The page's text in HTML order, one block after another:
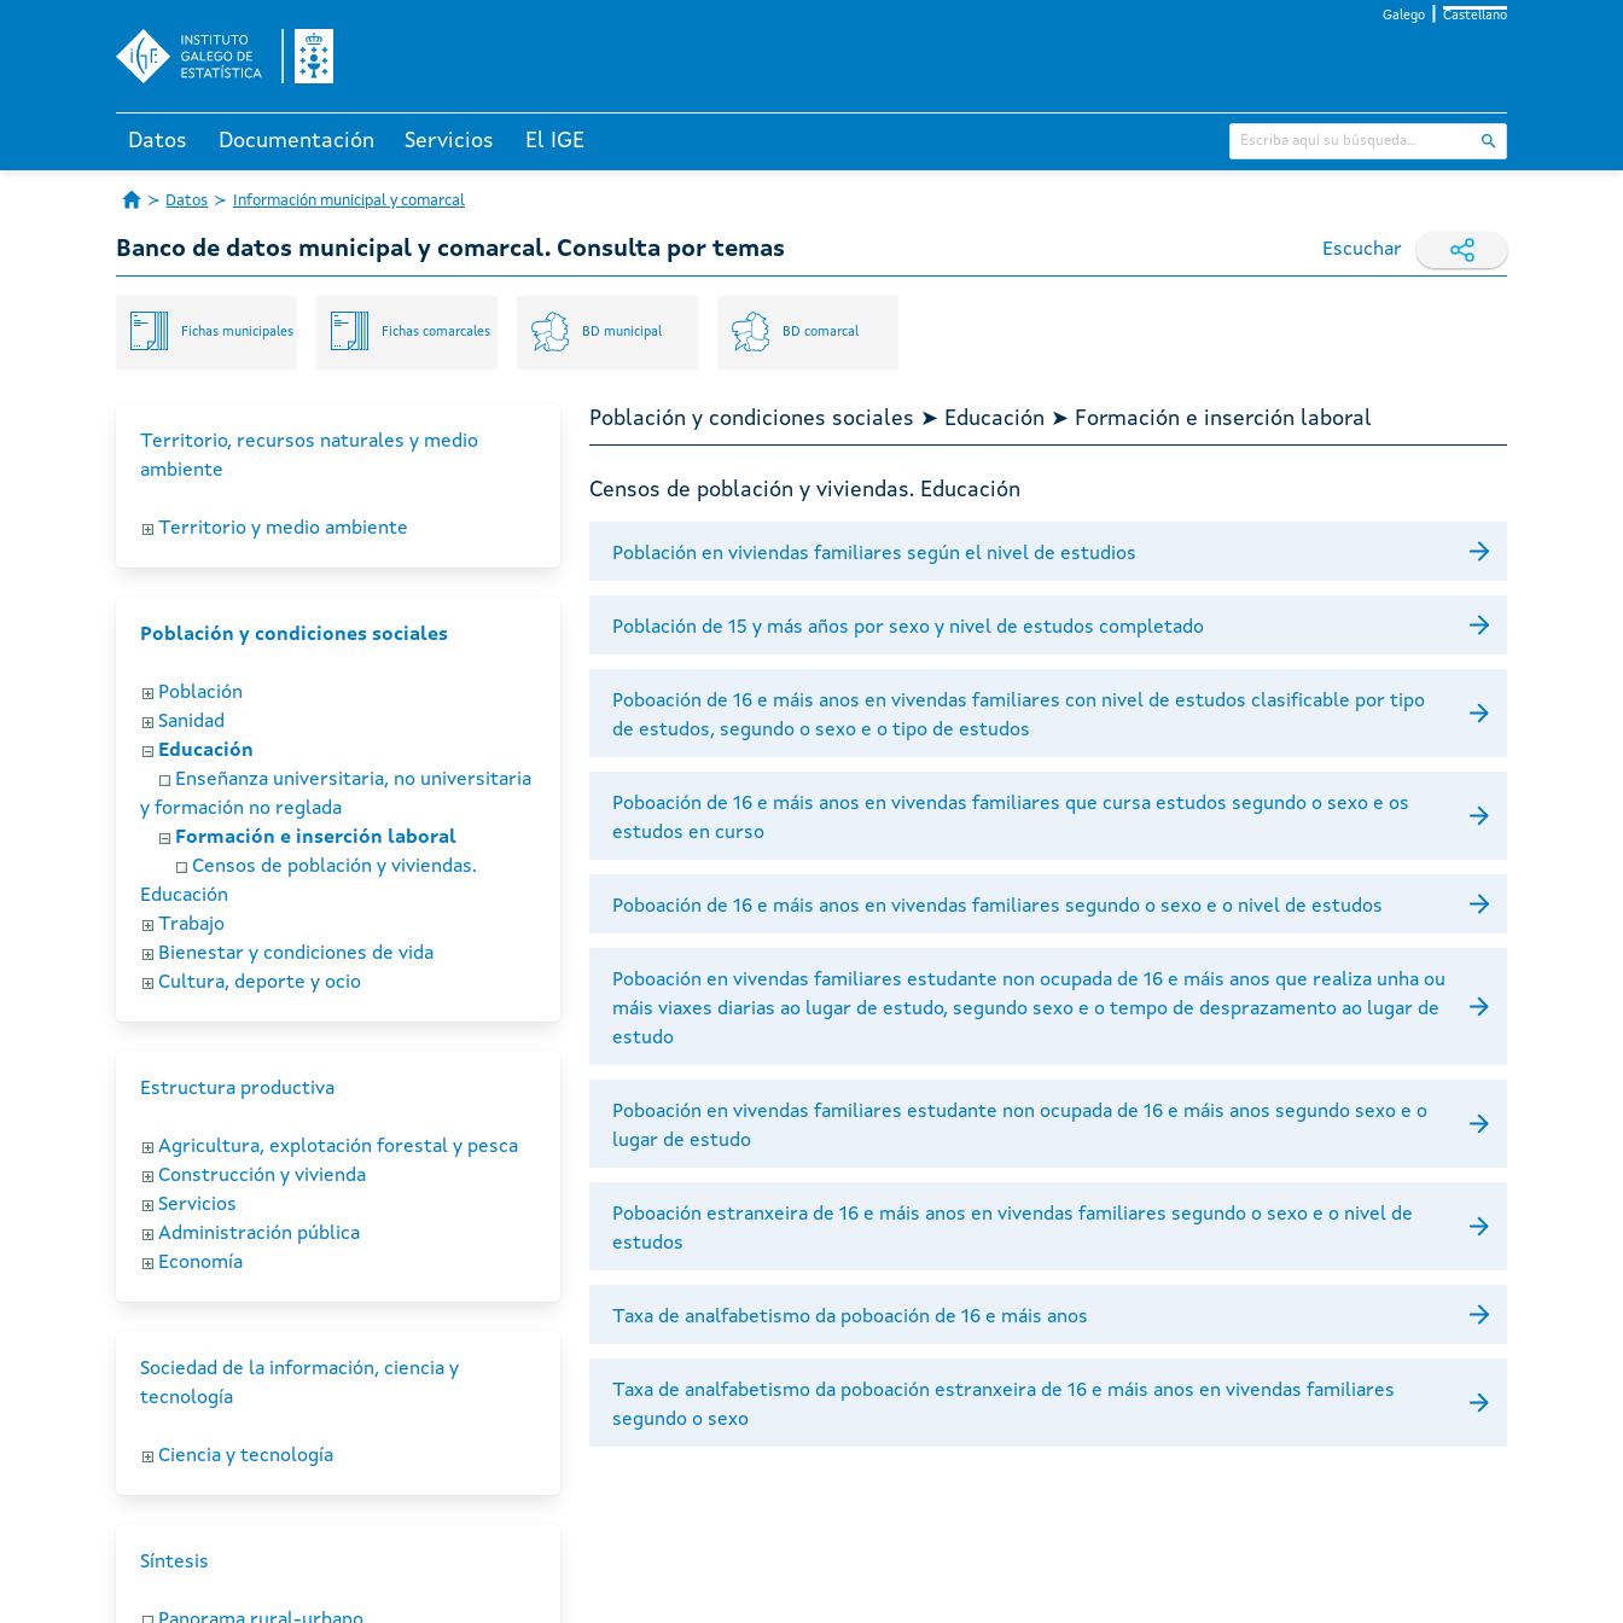
Galego Castellano
Datos Documentación Servicios El IGE
Datos Información municipal y comarcal
Banco de datos municipal y comarcal. Consulta por temas Escuchar
Fichas municipales Fichas comarcales BD municipal BD comarcal
Territorio, recursos naturales y medio
ambiente
Territorio y medio ambiente
Población y condiciones sociales
Población
Sanidad
Educación
Enseñanza universitaria, no universitaria
y formación no reglada
Formación e inserción laboral
Censos de población y viviendas.
Educación
Trabajo
Bienestar y condiciones de vida
Cultura, deporte y ocio
Estructura productiva
Agricultura, explotación forestal y pesca
Construcción y vivienda
Servicios
Administración pública
Economía
Sociedad de la información, ciencia y
tecnología
Ciencia y tecnología
Síntesis
Población y condiciones sociales ➤ Educación ➤ Formación e inserción laboral
Censos de población y viviendas. Educación
Población en viviendas familiares según el nivel de estudios
Población de 15 y más años por sexo y nivel de estudos completado
Poboación de 16 e máis anos en vivendas familiares con nivel de estudos clasificable por tipo
de estudos, segundo o sexo e o tipo de estudos
Poboación de 16 e máis anos en vivendas familiares que cursa estudos segundo o sexo e os
estudos en curso
Poboación de 16 e máis anos en vivendas familiares segundo o sexo e o nivel de estudos
Poboación en vivendas familiares estudante non ocupada de 16 e máis anos que realiza unha ou
máis viaxes diarias ao lugar de estudo, segundo sexo e o tempo de desprazamento ao lugar de
estudo
Poboación en vivendas familiares estudante non ocupada de 16 e máis anos segundo sexo e o
lugar de estudo
Poboación estranxeira de 16 e máis anos en vivendas familiares segundo o sexo e o nivel de
estudos
Taxa de analfabetismo da poboación de 16 e máis anos
Taxa de analfabetismo da poboación estranxeira de 16 e máis anos en vivendas familiares
segundo o sexo